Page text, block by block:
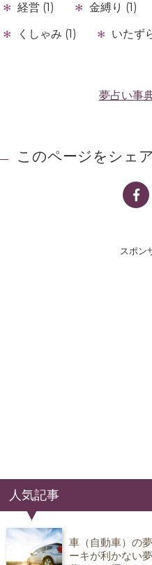
経営 (1)
金縛り (1)
くしゃみ (1)
いたず
夢占い事
このページをシェア
スポン
人気記事
車（自動車）の
ーキが利かない